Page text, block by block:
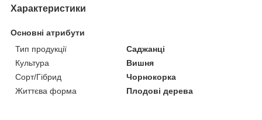
Характеристики
Основні атрибути
Тип продукції
Саджанці
Культура
Вишня
Сорт/Гібрид
Чорнокорка
Життєва форма
Плодові дерева